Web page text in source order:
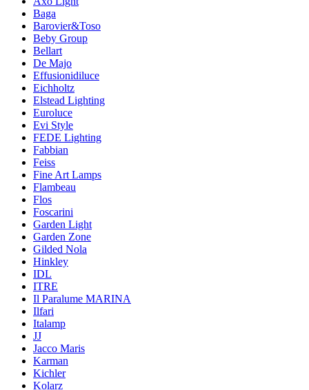
Baga
Barovier&Toso
Beby Group
Bellart
De Majo
Effusionidiluce
Eichholtz
Elstead Lighting
Euroluce
Evi Style
FEDE Lighting
Fabbian
Feiss
Fine Art Lamps
Flambeau
Flos
Foscarini
Garden Light
Garden Zone
Gilded Nola
Hinkley
IDL
ITRE
Il Paralume MARINA
Ilfari
Italamp
JJ
Jacco Maris
Karman
Kichler
Kolarz